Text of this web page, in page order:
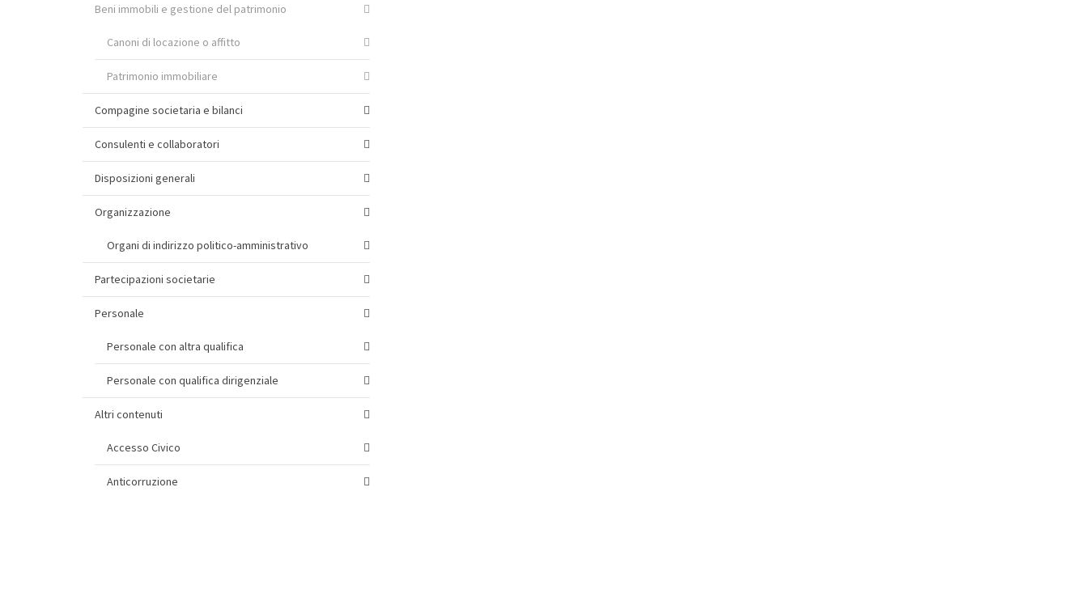
Beni immobili e gestione del patrimonio
Canoni di locazione o affitto
Patrimonio immobiliare
Compagine societaria e bilanci
Consulenti e collaboratori
Disposizioni generali
Organizzazione
Organi di indirizzo politico-amministrativo
Partecipazioni societarie
Personale
Personale con altra qualifica
Personale con qualifica dirigenziale
Altri contenuti
Accesso Civico
Anticorruzione